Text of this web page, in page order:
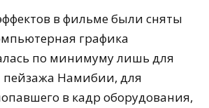
в фильме были сняты
графика
по минимуму лишь для
Намибии, для
в кадр оборудования,